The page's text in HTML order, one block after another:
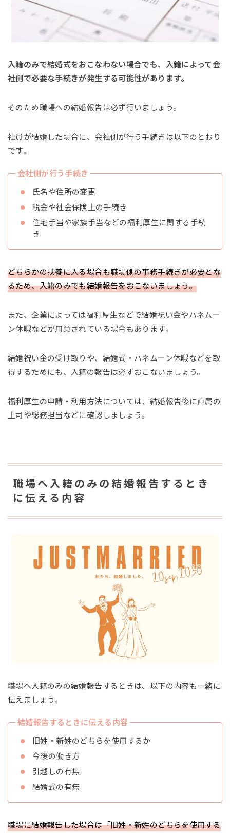
入籍のみで結婚式をおこなわない場合でも、入籍によって会
社側で必要な手続きが発生する可能性があります。
そのため職場への結婚報告は必ず行いましょう。
社員が結婚した場合に、会社側が行う手続きは以下のとおり
です。
会社側が行う手続き
氏名や住所の変更
税金や社会保険上の手続き
住宅手当や家族手当などの福利厚生に関する手続
き
どちらかの扶養に入る場合も職場側の事務手続きが必要とな
るため、入籍のみでも結婚報告をおこないましょう。
また、企業によっては福利厚生などで結婚祝い金やハネムー
ン休暇などが用意されている場合もあります。
結婚祝い金の受け取りや、結婚式・ハネムーン休暇などを取
得するためにも、入籍の報告は必ずおこないましょう。
福利厚生の申請・利用方法については、結婚報告後に直属の
上司や総務担当などに確認しましょう。
職場へ入籍のみの結婚報告するとき
に伝える内容
職場へ入籍のみの結婚報告するときは、以下の内容も一緒に
伝えましょう。
結婚報告するときに伝える内容
旧姓・新姓のどちらを使用するか
今後の働き方
引越しの有無
結婚式の有無
職場に結婚報告した場合は「旧姓・新姓のどちらを使用する